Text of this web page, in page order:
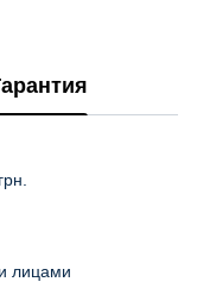
лицами